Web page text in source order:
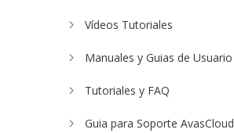
Vídeos Tutoriales
Manuales y Guias de Usuario
Tutoriales y FAQ
Guia para Soporte AvasCloud